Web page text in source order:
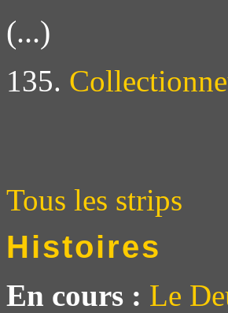
(...)
135.
Tous les strips
Histoires
En cours : Le